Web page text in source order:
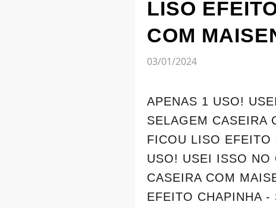
LISO
COM
03/01/2024
APENAS 1 USO!
SELAGEM CASEIRA
FICOU LISO EFEITO
USO! USEI ISSO NO
CASEIRA COM
EFEITO CHAPINHA -